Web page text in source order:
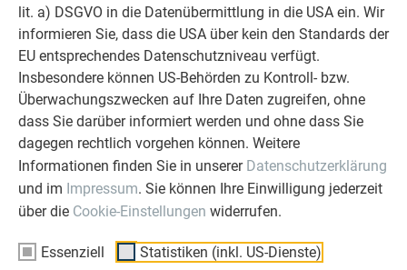
lit. a) DSGVO in die Datenübermittlung in die USA ein. Wir
informieren Sie, dass die USA über kein den Standards der
EU entsprechendes Datenschutzniveau verfügt.
Insbesondere können US-Behörden zu Kontroll- bzw.
Überwachungszwecken auf Ihre Daten zugreifen, ohne
dass Sie darüber informiert werden und ohne dass Sie
dagegen rechtlich vorgehen können. Weitere
Informationen finden Sie in unserer Datenschutzerklärung
und im Impressum. Sie können Ihre Einwilligung jederzeit
über die Cookie-Einstellungen widerrufen.
Essenziell Statistiken (inkl. US-Dienste)
Unterlagsblech Schulungsvideos
WEITERLESEN